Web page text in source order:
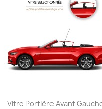
Vitre Portière Avant